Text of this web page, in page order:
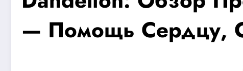
— Помощь Сердцу,